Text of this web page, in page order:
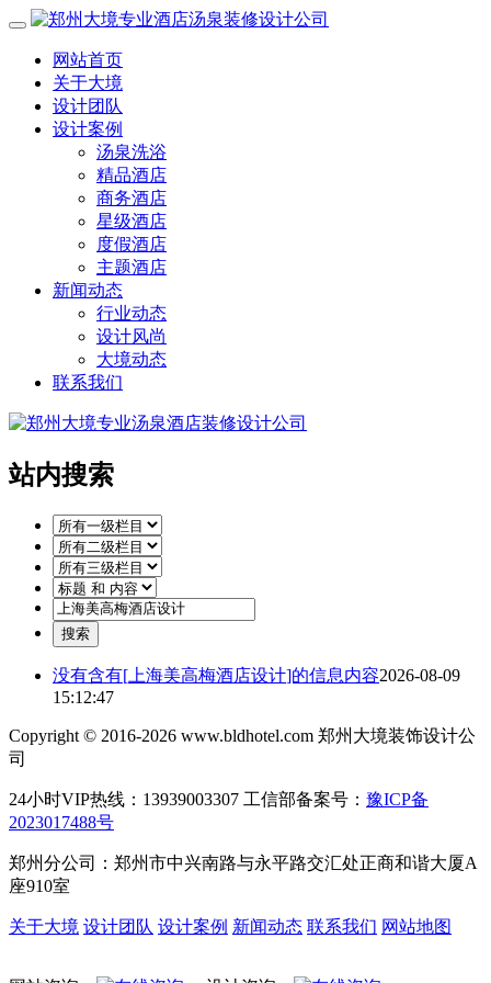
网站首页
关于大境
设计团队
设计案例
汤泉洗浴
精品酒店
商务酒店
星级酒店
度假酒店
主题酒店
新闻动态
行业动态
设计风尚
大境动态
联系我们
站内搜索
没有含有[ 上海美高梅酒店设计]的信息内容2026-08-09
15:12:47
Copyright © 2016-2026 www.bldhotel.com 郑州大境装饰设计公
司
24小时VIP热线：13939003307 工信部备案号： 豫ICP备
2023017488号
郑州分公司：郑州市中兴南路与永平路交汇处正商和谐大厦A
座910室
关于大境 设计团队 设计案例 新闻动态 联系我们 网站地图